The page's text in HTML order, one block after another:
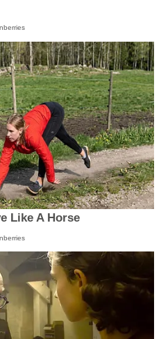
Like A Horse